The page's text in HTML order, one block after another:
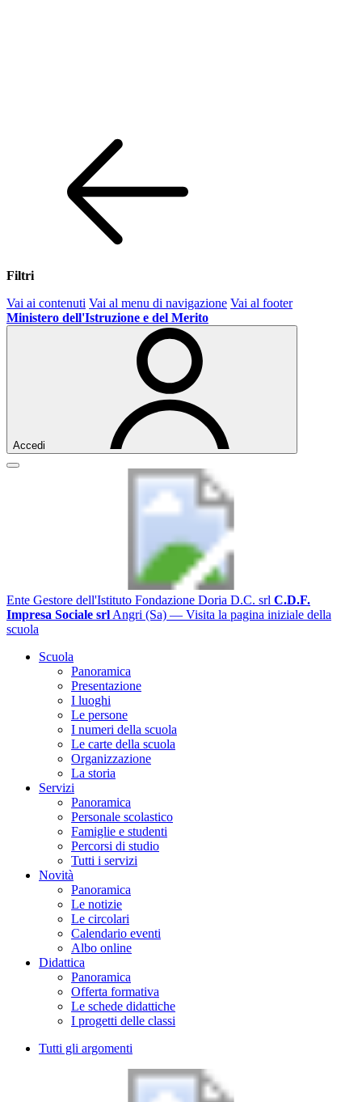
Filtri
Vai ai contenuti Vai al menu di navigazione Vai al footer
Ministero dell'Istruzione e del Merito
Accedi
Ente Gestore dell'Istituto Fondazione Doria D.C. srl C.D.F.
Impresa Sociale srl Angri (Sa) — Visita la pagina iniziale della
scuola
Scuola
Panoramica
Presentazione
I luoghi
Le persone
I numeri della scuola
Le carte della scuola
Organizzazione
La storia
Servizi
Panoramica
Personale scolastico
Famiglie e studenti
Percorsi di studio
Tutti i servizi
Novità
Panoramica
Le notizie
Le circolari
Calendario eventi
Albo online
Didattica
Panoramica
Offerta formativa
Le schede didattiche
I progetti delle classi
Tutti gli argomenti